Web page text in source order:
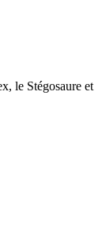
le Stégosaure et